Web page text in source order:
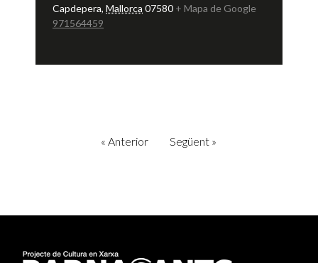
Capdepera, Mallorca 07580 + Mapa de Google
971564459
« Anterior Següent »